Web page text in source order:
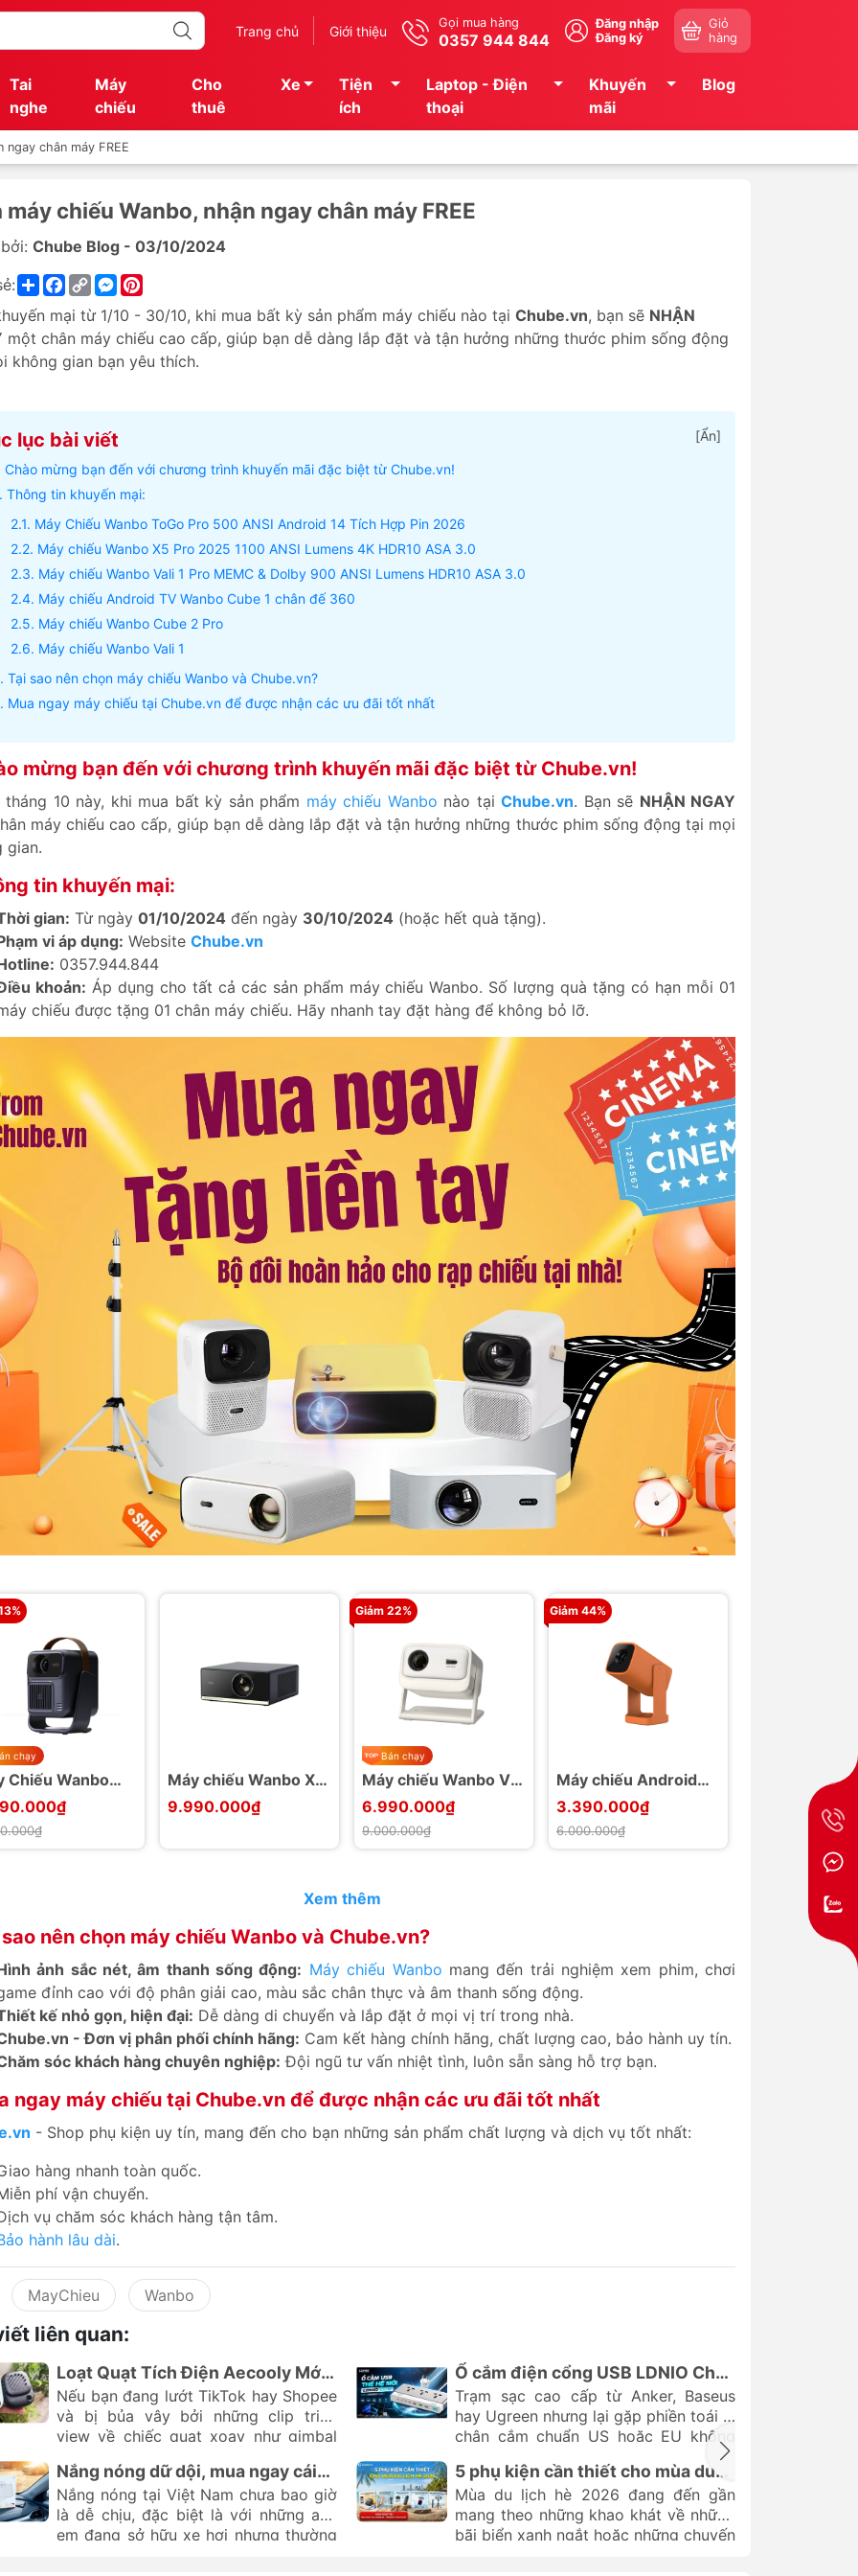
Trang chủ Giới thiệu Gọi mua hàng
0357 944 844
Đăng nhập
Đăng ký
Giỏ
hàng
Tai
nghe
Máy
chiếu
Cho
thuê
Xe
Tiện
ích
Laptop - Điện
thoại
Khuyến
mãi
Blog
ngay chân máy FREE
máy chiếu Wanbo, nhận ngay chân máy FREE
Chube Blog - 03/10/2024
ShareFacebook
Copy
Link
Messenger
mại từ 1/10 - 30/10, khi mua bất kỳ sản phẩm máy chiếu nào tại Chube.vn, bạn sẽ NHẬN
một chân máy chiếu cao cấp, giúp bạn dễ dàng lắp đặt và tận hưởng những thước phim sống động
không gian bạn yêu thích.
lục bài viết [Ẩn]
Chào mừng bạn đến với chương trình khuyến mãi đặc biệt từ Chube.vn!
Thông tin khuyến mại:
Máy Chiếu Wanbo ToGo Pro 500 ANSI Android 14 Tích Hợp Pin 2026
Máy chiếu Wanbo X5 Pro 2025 1100 ANSI Lumens 4K HDR10 ASA 3.0
Máy chiếu Wanbo Vali 1 Pro MEMC & Dolby 900 ANSI Lumens HDR10 ASA 3.0
Máy chiếu Android TV Wanbo Cube 1 chân đế 360
Máy chiếu Wanbo Cube 2 Pro
Máy chiếu Wanbo Vali 1
Tại sao nên chọn máy chiếu Wanbo và Chube.vn?
Mua ngay máy chiếu tại Chube.vn để được nhận các ưu đãi tốt nhất
mừng bạn đến với chương trình khuyến mãi đặc biệt từ Chube.vn!
tháng 10 này, khi mua bất kỳ sản phẩm máy chiếu Wanbo nào tạiChube.vn. Bạn sẽ NHẬN NGAY
máy chiếu cao cấp, giúp bạn dễ dàng lắp đặt và tận hưởng những thước phim sống động tại mọi
gian.
tin khuyến mại:
gian: Từ ngày 01/10/2024 đến ngày 30/10/2024 (hoặc hết quà tặng).
vi áp dụng: Website Chube.vn
0357.944.844
khoản: Áp dụng cho tất cả các sản phẩm máy chiếu Wanbo. Số lượng quà tặng có hạn mỗi 01
chiếu được tặng 01 chân máy chiếu. Hãy nhanh tay đặt hàng để không bỏ lỡ.
chạy
Chiếu Wanbo
Pro 500 ANSI
14 Tích Hợp
Máy chiếu Wanbo X5
Pro 2025 1100 ANSI
Lumens 4K HDR10
9.990.000₫
Giảm 22%
Bán chạy
Máy chiếu Wanbo Vali
1 Pro MEMC & Dolby
900 ANSI Lumens
HDR10 ASA 3.0
6.990.000₫
9.000.000₫
Giảm 44%
Máy chiếu Android
TV Wanbo Cube 1
chân đế 360
3.390.000₫
6.000.000₫
Máy chiếu
Cube 2 Pro
3.990.000₫
Xem thêm
nên chọn máy chiếu Wanbo và Chube.vn?
ảnh sắc nét, âm thanh sống động: Máy chiếu Wanbo mang đến trải nghiệm xem phim, chơi
đỉnh cao với độ phân giải cao, màu sắc chân thực và âm thanh sống động.
kế nhỏ gọn, hiện đại: Dễ dàng di chuyển và lắp đặt ở mọi vị trí trong nhà.
- Đơn vị phân phối chính hãng: Cam kết hàng chính hãng, chất lượng cao, bảo hành uy tín.
sóc khách hàng chuyên nghiệp: Đội ngũ tư vấn nhiệt tình, luôn sẵn sàng hỗ trợ bạn.
ngay máy chiếu tại Chube.vn để được nhận các ưu đãi tốt nhất
- Shop phụ kiện uy tín, mang đến cho bạn những sản phẩm chất lượng và dịch vụ tốt nhất:
hàng nhanh toàn quốc.
phí vận chuyển.
vụ chăm sóc khách hàng tận tâm.
hành lâu dài.
MayChieu Wanbo
liên quan:
Loạt Quạt Tích Điện Aecooly Mới
Siêu Hot Hè 2026 Tại Chube
Nếu bạn đang lướt TikTok hay Shopee
và bị bủa vây bởi những clip triệu
view về chiếc quạt xoay như gimbal
điện thoại, thì đây chính là nơi bạn cần
dừng chân. Bộ ba quái kiệt Aecooly
AirGimbal,Aecooly Air Mate và
Aecooly Click 01đang làm mưa làm
Ổ cắm điện cổng USB LDNIO Chân
cắm Universal chuẩn Việt Nam
Trạm sạc cao cấp từ Anker, Baseus
hay Ugreen nhưng lại gặp phiền toái vì
chân cắm chuẩn US hoặc EU không
thực sự vừa vặn với hệ thống điện tại
nhà? Thấu hiểu nhược điểm đó,
Chube.vn mang đến thương hiệu
LDNIO với dàn sản phẩmổ cắm điện
cổng usbthế hệ mới với thiết kế
Nắng nóng dữ dội, mua ngay cái
này để bảo vệ nội thất xế yêu
Nắng nóng tại Việt Nam chưa bao giờ
là dễ chịu, đặc biệt là với những anh
em đang sở hữu xe hơi nhưng thường
5 phụ kiện cần thiết cho mùa du
lịch hè 2026 nhỏ gọn và hữu ích
Mùa du lịch hè 2026 đang đến gần
mang theo những khao khát về những
bãi biển xanh ngắt hoặc những chuyến